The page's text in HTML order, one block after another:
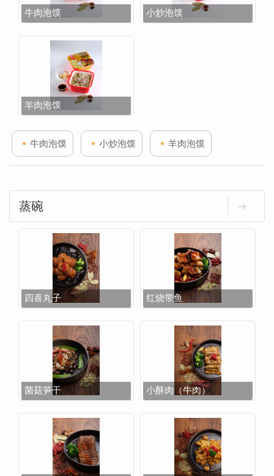
牛肉泡馍 小炒泡馍
羊肉泡馍
牛肉泡馍 小炒泡馍 羊肉泡馍
蒸碗
四喜丸子 红烧带鱼
菌菇笋干 小酥肉（牛肉）